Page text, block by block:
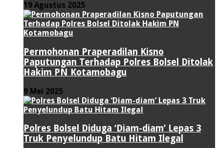
19 Agustus 2025
Permohonan Praperadilan Kisno
Paputungan Terhadap Polres Bolsel Ditolak
Hakim PN Kotamobagu
9 Mei 2025
Polres Bolsel Diduga ‘Diam-diam’ Lepas 3
Truk Penyelundup Batu Hitam Ilegal